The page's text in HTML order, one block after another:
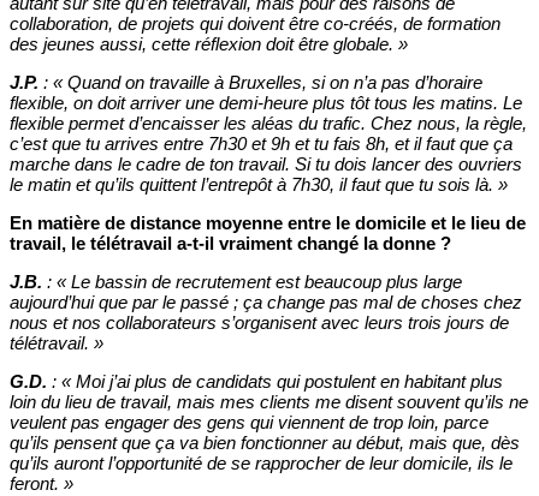
collaboration, de projets qui doivent être co-créés, de formation
des jeunes aussi, cette réflexion doit être globale. »
J.P. : « Quand on travaille à Bruxelles, si on n’a pas d’horaire
flexible, on doit arriver une demi-heure plus tôt tous les matins. Le
flexible permet d’encaisser les aléas du trafic. Chez nous, la règle,
c’est que tu arrives entre 7h30 et 9h et tu fais 8h, et il faut que ça
marche dans le cadre de ton travail. Si tu dois lancer des ouvriers
le matin et qu’ils quittent l’entrepôt à 7h30, il faut que tu sois là. »
En matière de distance moyenne entre le domicile et le lieu de
travail, le télétravail a-t-il vraiment changé la donne ?
J.B. : « Le bassin de recrutement est beaucoup plus large
aujourd’hui que par le passé ; ça change pas mal de choses chez
nous et nos collaborateurs s’organisent avec leurs trois jours de
télétravail. »
G.D. : « Moi j’ai plus de candidats qui postulent en habitant plus
loin du lieu de travail, mais mes clients me disent souvent qu’ils ne
veulent pas engager des gens qui viennent de trop loin, parce
qu’ils pensent que ça va bien fonctionner au début, mais que, dès
qu’ils auront l’opportunité de se rapprocher de leur domicile, ils le
feront. »